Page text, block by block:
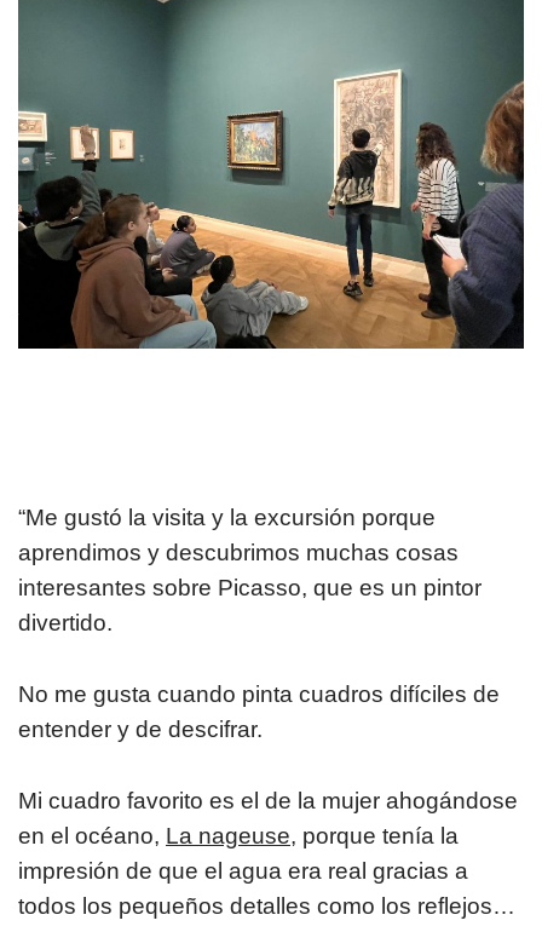
“Me gustó la visita y la excursión porque
aprendimos y descubrimos muchas cosas
interesantes sobre Picasso, que es un pintor
divertido.
No me gusta cuando pinta cuadros difíciles de
entender y de descifrar.
Mi cuadro favorito es el de la mujer ahogándose
en el océano, La nageuse, porque tenía la
impresión de que el agua era real gracias a
todos los pequeños detalles como los reflejos…